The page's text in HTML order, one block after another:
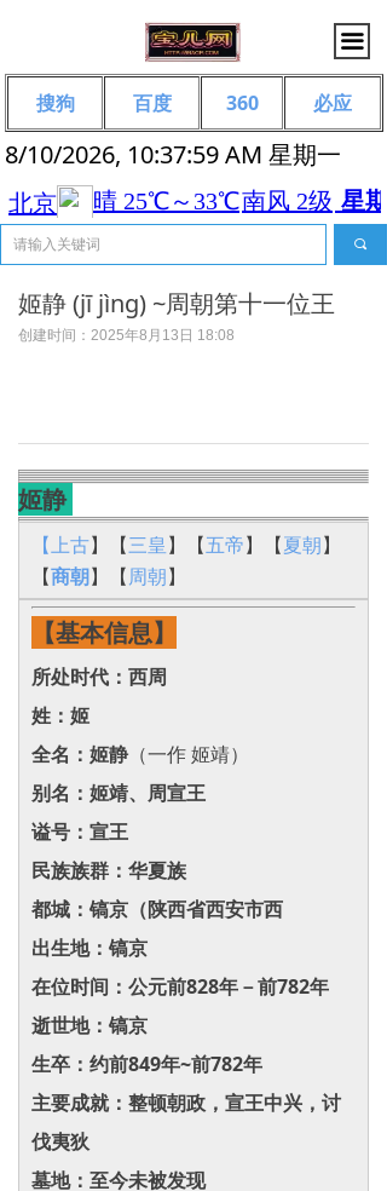
끀
8/10/2026, 10:38:00 AM 星期一
끠
搜狗 百度 360 必应
姬静 (jī jìng) ~周朝第十一位王
创建时间： 2025年8月13日 18:08
姬静
【上古】【三皇】【五帝】【夏朝】
【商朝】【周朝】
【基本信息】
所处时代：西周
姓：姬
全名：姬静（一作 姬靖）
别名：姬靖、周宣王
谥号：宣王
民族族群：华夏族
都城：镐京‌（陕西省西安市西
出生地：镐京‌
在位时间：公元前828年－前782年
逝世地：镐京‌
生卒：约前849年~前782年
主要成就：整顿朝政，宣王中兴，讨
伐夷狄
墓地：至今未被发现